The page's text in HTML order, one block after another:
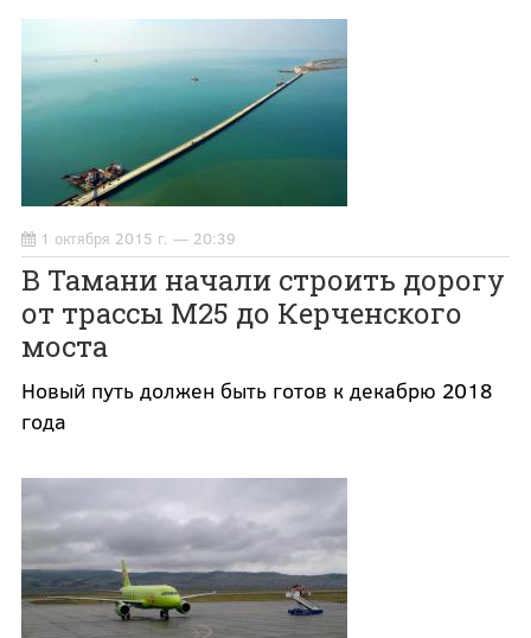
1 октября 2015 г. — 20:39
В Тамани начали строить дорогу
от трассы М25 до Керченского
моста
Новый путь должен быть готов к декабрю 2018
года